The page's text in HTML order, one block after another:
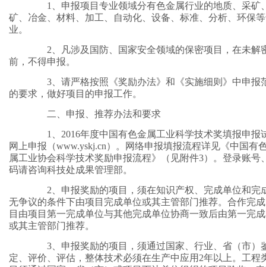
1、申报项目专业领域分有色金属行业的地质、采矿
矿、冶金、材料、加工、自动化、设备、标准、分析、环保
业。
2、凡涉及国防、国家安全领域的保密项目，在未解
前，不得申报。
3、请严格按照《奖励办法》和《实施细则》中申报
的要求，做好项目的申报工作。
二、申报、推荐办法和要求
1、2016年度中国有色金属工业科学技术奖填报申报
网上申报（www.yskj.cn）。网络申报填报流程详见《中国有
属工业协会科学技术奖励申报流程》（见附件3）。登录账号
码请咨询科技处成果管理部。
2、申报奖励的项目，须在知识产权、完成单位和完
无争议的条件下由项目完成单位或其主管部门推荐。合作完
目由项目第一完成单位与其他完成单位协商一致后由第一完
或其主管部门推荐。
3、申报奖励的项目，须通过国家、行业、省（市）
定、评价、评估，整体技术必须在生产中应用2年以上。工程